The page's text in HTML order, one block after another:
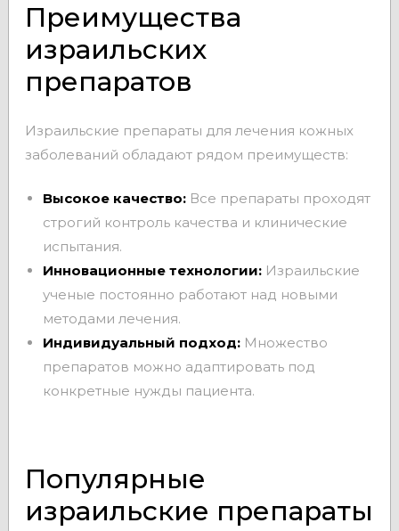
Преимущества
израильских
препаратов
Израильские препараты для лечения кожных
заболеваний обладают рядом преимуществ:
Высокое качество:Все препараты проходят
строгий контроль качества и клинические
испытания.
Инновационные технологии:Израильские
ученые постоянно работают над новыми
методами лечения.
Индивидуальный подход:Множество
препаратов можно адаптировать под
конкретные нужды пациента.
Популярные
израильские препараты